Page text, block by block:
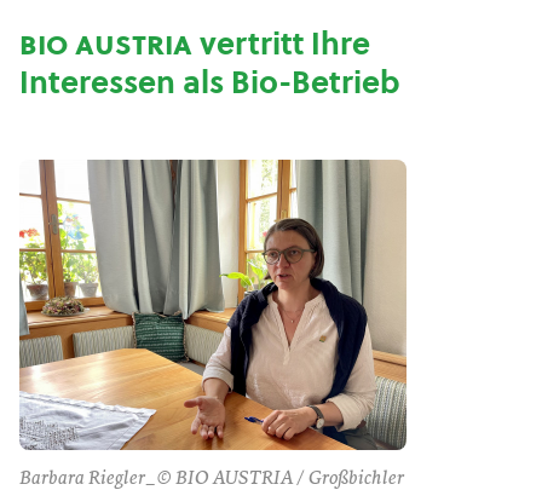
bio austriavertritt Ihre
Interessen als Bio-Betrieb
Barbara Riegler_© BIO AUSTRIA / Großbichler